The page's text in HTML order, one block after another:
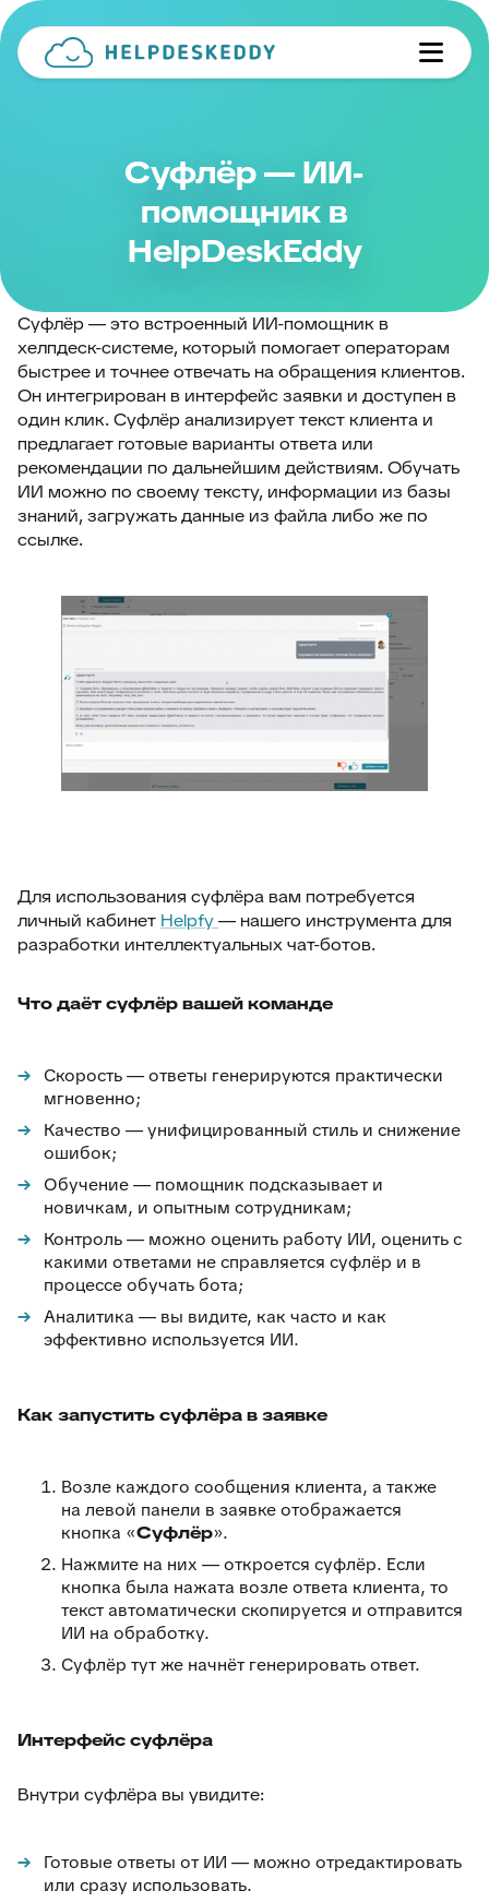
Суфлёр — ИИ-
помощник в
HelpDeskEddy
Суфлёр — это встроенный ИИ-помощник в
хелпдеск-системе, который помогает операторам
быстрее и точнее отвечать на обращения клиентов.
Он интегрирован в интерфейс заявки и доступен в
один клик. Суфлёр анализирует текст клиента и
предлагает готовые варианты ответа или
рекомендации по дальнейшим действиям. Обучать
ИИ можно по своему тексту, информации из базы
знаний, загружать данные из файла либо же по
ссылке.
Для использования суфлёра вам потребуется
личный кабинет Helpfy— нашего инструмента для
разработки интеллектуальных чат-ботов.
Что даёт суфлёр вашей команде
Скорость — ответы генерируются практически
мгновенно;
Качество — унифицированный стиль и снижение
ошибок;
Обучение — помощник подсказывает и
новичкам, и опытным сотрудникам;
Контроль — можно оценить работу ИИ, оценить с
какими ответами не справляется суфлёр и в
процессе обучать бота;
Аналитика — вы видите, как часто и как
эффективно используется ИИ.
Как запустить суфлёра в заявке
Возле каждого сообщения клиента, а также
на левой панели в заявке отображается
кнопка «Суфлёр».
Нажмите на них — откроется суфлёр. Если
кнопка была нажата возле ответа клиента, то
текст автоматически скопируется и отправится
ИИ на обработку.
Суфлёр тут же начнёт генерировать ответ.
Интерфейс суфлёра
Внутри суфлёра вы увидите:
Готовые ответы от ИИ — можно отредактировать
или сразу использовать.